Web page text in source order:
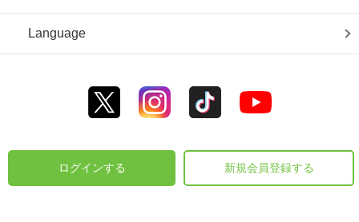
Language
ログインする 新規会員登録する